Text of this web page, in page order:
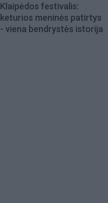
Klaipėdos festivalis:
keturios meninės patirtys
- viena bendrystės istorija